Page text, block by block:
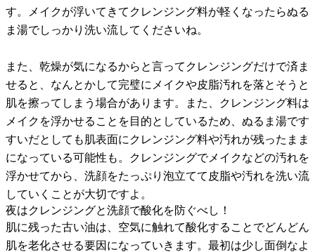
す。メイクが浮いてきてクレンジング料が軽くなったらぬる
ま湯でしっかり洗い流してくださいね。
また、乾燥が気になるからと言ってクレンジングだけで済ま
せると、なんとかして完璧にメイクや皮脂汚れを落とそうと
肌を擦ってしまう場合があります。また、クレンジング料は
メイクを浮かせることを目的としているため、ぬるま湯です
すいだとしても肌表面にクレンジング料や汚れが残ったまま
になっている可能性も。クレンジングでメイクなどの汚れを
浮かせてから、洗顔をたっぷり泡立てて皮脂や汚れを洗い流
していくことが大切ですよ。
夜はクレンジングと洗顔で酸化を防ぐべし！
肌に残った古い油は、空気に触れて酸化することでどんどん
肌を老化させる要因になっていきます。最初は少し面倒なよ